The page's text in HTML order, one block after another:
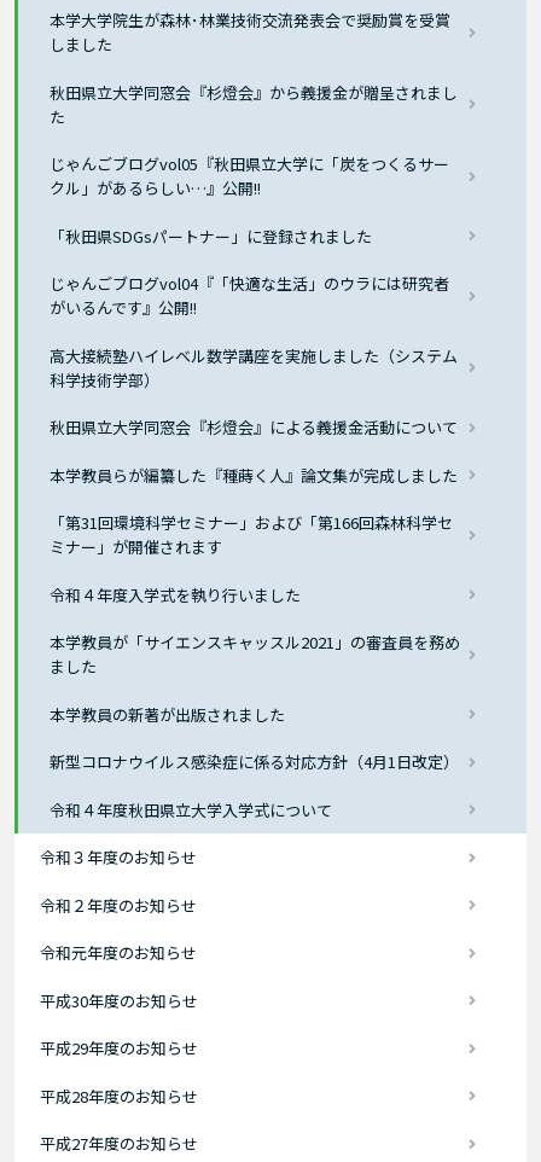
本学大学院生が森林･林業技術交流発表会で奨励賞を受賞
しました
秋田県立大学同窓会『杉燈会』から義援金が贈呈されまし
た
じゃんごブログvol05『秋田県立大学に「炭をつくるサー
クル」があるらしい…』公開!!
「秋田県SDGsパートナー」に登録されました
じゃんごブログvol04『「快適な生活」のウラには研究者
がいるんです』公開!!
高大接続塾ハイレベル数学講座を実施しました（システム
科学技術学部）
秋田県立大学同窓会『杉燈会』による義援金活動について
本学教員らが編纂した『種蒔く人』論文集が完成しました
「第31回環境科学セミナー」および「第166回森林科学セ
ミナー」が開催されます
令和４年度入学式を執り行いました
本学教員が「サイエンスキャッスル2021」の審査員を務め
ました
本学教員の新著が出版されました
新型コロナウイルス感染症に係る対応方針（4月1日改定）
令和４年度秋田県立大学入学式について
令和３年度のお知らせ
令和２年度のお知らせ
令和元年度のお知らせ
平成30年度のお知らせ
平成29年度のお知らせ
平成28年度のお知らせ
平成27年度のお知らせ